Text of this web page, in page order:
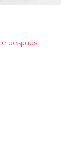
después